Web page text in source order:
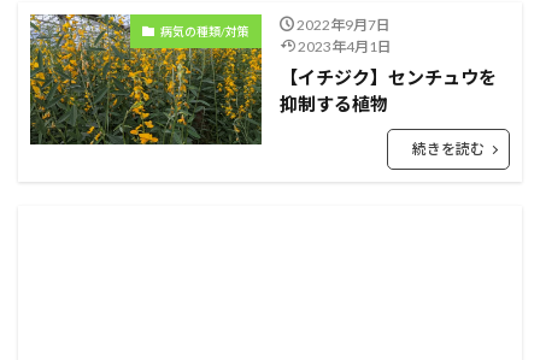
病気の種類/対策
2022年9月7日
2023年4月1日
【イチジク】センチュウを
抑制する植物
続きを読む